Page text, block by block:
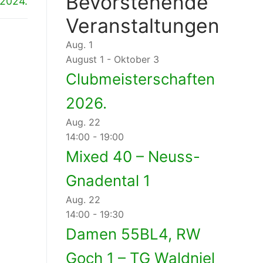
Veranstaltungen
Aug. 1
August 1 - Oktober 3
Clubmeisterschaften
2026.
Aug. 22
14:00 - 19:00
Mixed 40 – Neuss-
Gnadental 1
Aug. 22
14:00 - 19:30
Damen 55BL4, RW
Goch 1 – TG Waldniel